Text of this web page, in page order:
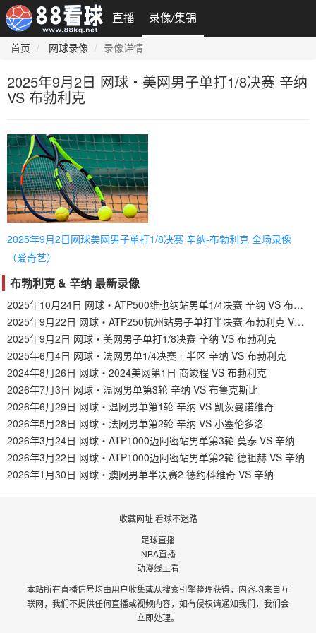
直播 录像/集锦
首页 网球录像 录像详情
2025年9月2日 网球・美网男子单打1/8决赛 辛纳
VS 布勃利克
2025年9月2日网球美网男子单打1/8决赛 辛纳-布勃利克 全场录像
（爱奇艺）
布勃利克 & 辛纳 最新录像
2025年10月24日 网球・ATP500维也纳站男单1/4决赛 辛纳 VS 布勃利克
2025年9月22日 网球・ATP250杭州站男子单打半决赛 布勃利克 VS 吴易m
2025年9月2日 网球・美网男子单打1/8决赛 辛纳 VS 布勃利克
2025年6月4日 网球・法网男单1/4决赛上半区 辛纳 VS 布勃利克
2024年8月26日 网球・2024美网第1日 商竣程 VS 布勃利克
2026年7月3日 网球・温网男单第3轮 辛纳 VS 布鲁克斯比
2026年6月29日 网球・温网男单第1轮 辛纳 VS 凯茨曼诺维奇
2026年5月28日 网球・法网男单第2轮 辛纳 VS 小塞伦多洛
2026年3月24日 网球・ATP1000迈阿密站男单第3轮 莫泰 VS 辛纳
2026年3月22日 网球・ATP1000迈阿密站男单第2轮 德祖赫 VS 辛纳
2026年1月30日 网球・澳网男单半决赛2 德约科维奇 VS 辛纳
收藏网址 看球不迷路
足球直播
NBA直播
动漫线上看
本站所有直播信号均由用户收集或从搜索引擎整理获得，内容均来自互
联网，我们不提供任何直播或视频内容，如有侵权请通知我们，我们会
立即处理。